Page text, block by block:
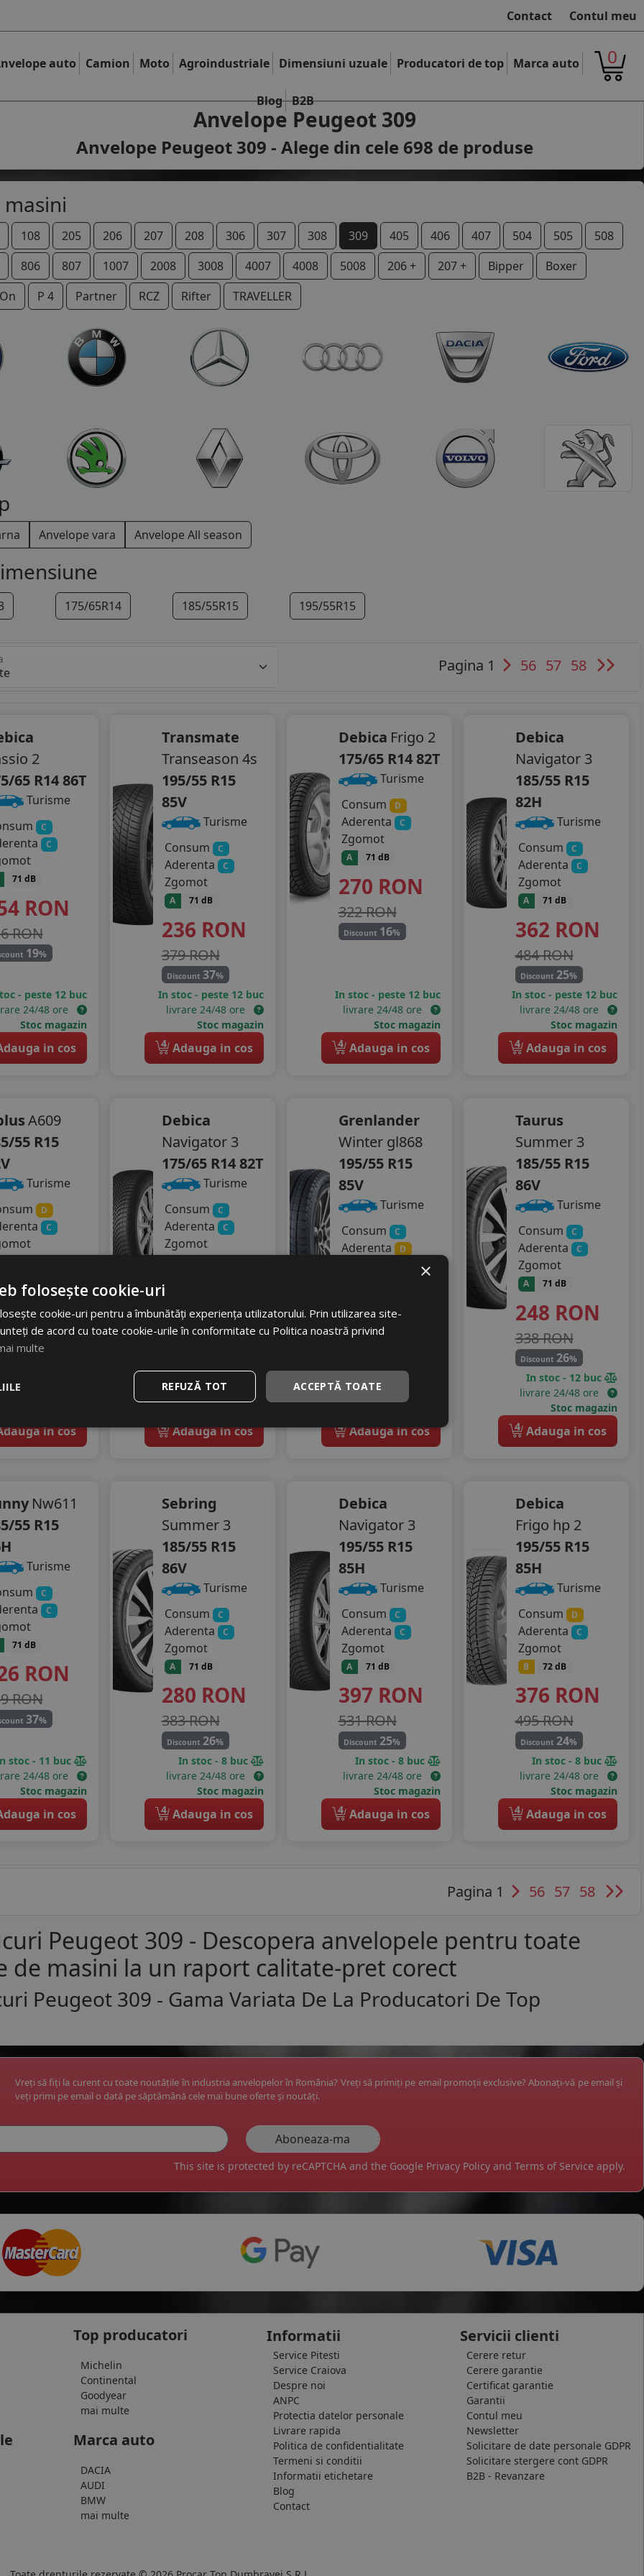
Contact Contul meu
auto Camion Moto Agroindustriale Dimensiuni uzuale Producatori de top Marca auto
Blog B2B
0
Anvelope Peugeot 309
Anvelope Peugeot 309 - Alege din cele 698 de produse
108 205 206 207 208 306 307 308 309 405 406 407 504 505
508
806 807 1007 2008 3008 4007 4008 5008 206 + 207 + Bipper
Boxer
P 4 Partner RCZ Rifter TRAVELLER
Anvelope vara Anvelope All season
175/65R14 185/55R15 195/55R15
Pagina 1 56 57 58
2
65 R14 86T
Turisme
C
C
71 dB
RON
RON
19%
- peste 12 buc
24/48 ore
Stoc magazin
in cos
Transmate
Transeason 4s
195/55 R15
85V
Turisme
Consum
C
Aderenta C
Zgomot
A 71 dB
236 RON
379 RON
Discount37%
In stoc - peste 12 buc
livrare 24/48 ore
Stoc magazin
4 Adauga in cos
Debica Frigo 2
175/65 R14 82T
Turisme
Consum
D
Aderenta C
Zgomot
A 71 dB
270 RON
322 RON
Discount 16%
In stoc - peste 12 buc
livrare 24/48 ore
Stoc magazin
4 Adauga in cos
Debica
Navigator 3
185/55 R15
82H
Turisme
Consum
C
Aderenta C
Zgomot
A 71 dB
362 RON
484 RON
Discount 25%
In stoc - peste 12 buc
livrare 24/48 ore
Stoc magazin
4 Adauga in cos
A609
55 R15
Turisme
D
C
RON
RON
32%
24/48 ore
in cos
Debica
Navigator 3
175/65 R14 82T
Turisme
Consum
C
Aderenta C
Zgomot
283
344 RON
Discount17%
In stoc - peste 12 buc
livrare 24/48 ore
4 Adauga in cos
Grenlander
Winter gl868
195/55 R15
85V
Turisme
Consum
C
Aderenta D
229RON
363 RON
In stoc - peste 12 buc
livrare 24/48 ore
4 Adauga in cos
Taurus
Summer 3
185/55 R15
86V
Turisme
Consum
C
Aderenta C
Zgomot
A 71 dB
248 RON
338 RON
Discount 26%
In stoc - 12 buc
livrare 24/48 ore
Stoc magazin
4 Adauga in cos
Nw611
55 R15
Turisme
C
C
71 dB
RON
RON
37%
stoc - 11 buc
24/48 ore
Stoc magazin
in cos
Sebring
Summer 3
185/55 R15
86V
Turisme
Consum
C
Aderenta C
Zgomot
A 71 dB
280 RON
383 RON
Discount 26%
In stoc - 8 buc
livrare 24/48 ore
Stoc magazin
4 Adauga in cos
Debica
Navigator 3
195/55 R15
85H
Turisme
Consum
C
Aderenta C
Zgomot
A 71 dB
397 RON
531 RON
Discount 25%
In stoc - 8 buc
livrare 24/48 ore
Stoc magazin
4 Adauga in cos
Debica
Frigo hp 2
195/55 R15
85H
Turisme
Consum
D
Aderenta C
Zgomot
B 72 dB
376 RON
495 RON
Discount 24%
In stoc - 8 buc
livrare 24/48 ore
Stoc magazin
4 Adauga in cos
Pagina 1 56 57 58
Peugeot 309 - Descopera anvelopele pentru toate
de masini la un raport calitate-pret corect
Peugeot 309 - Gama Variata De La Producatori De Top
Vreți să fiți la curent cu toate noutățile în industria anvelopelor în România? Vreți să primiți pe email promoții exclusive? Abonați-vă pe email și
veți primi pe email o dată pe săptămână cele mai bune oferte și noutăți.
This site is protected by reCAPTCHA and the Google Privacy Policy and Terms of Service apply.
Top producatori
Michelin
Continental
Goodyear
mai multe
Marca auto
DACIA
AUDI
BMW
mai multe
Informatii
Service Pitesti
Service Craiova
Despre noi
ANPC
Protectia datelor personale
Livrare rapida
Politica de confidentialitate
Termeni si conditii
Informatii etichetare
Blog
Contact
Servicii clienti
Cerere retur
Cerere garantie
Certificat garantie
Garantii
Contul meu
Newsletter
Solicitare de date personale GDPR
Solicitare stergere cont GDPR
B2B - Revanzare
×
folosește cookie-uri
cookie-uri pentru a îmbunătăți experiența utilizatorului. Prin utilizarea site-
de acord cu toate cookie-urile în conformitate cu Politica noastră privind
multe
ACCEPTĂ TOATE
REFUZĂ TOT